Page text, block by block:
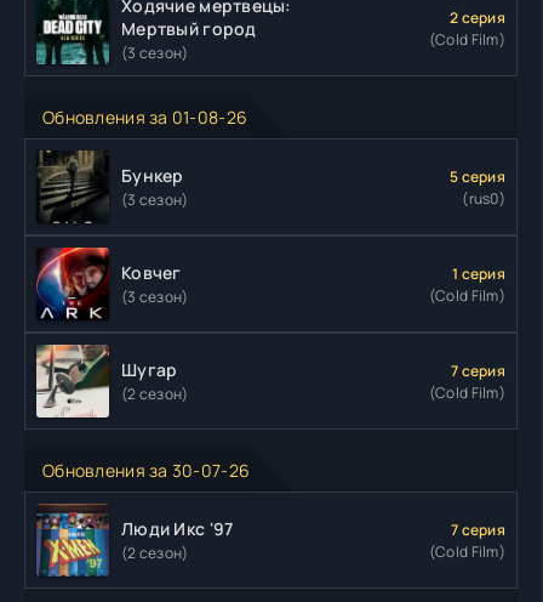
Ходячие мертвецы:
Мертвый город
(3 сезон)
2 серия
(Cold Film)
Обновления за 01-08-26
Бункер
(3 сезон)
5 серия
(rus0)
Ковчег
(3 сезон)
1 серия
(Cold Film)
Шугар
(2 сезон)
7 серия
(Cold Film)
Обновления за 30-07-26
Люди Икс '97
(2 сезон)
7 серия
(Cold Film)